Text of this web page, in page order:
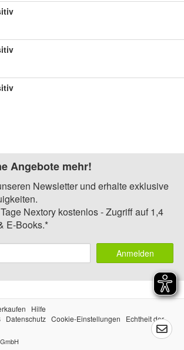
Angebote mehr!
Newsletter und erhalte exklusive
Nextory kostenlos - Zugriff auf 1,4
E-Books.*
Anmelden
Hilfe
Datenschutz Cookie-Einstellungen
Echtheit der